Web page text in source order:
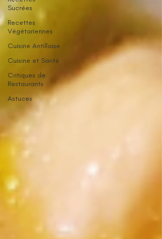
Sucrées
Recettes
Végétariennes
Cuisine Antillaise
Cuisine et Santé
Critiques de
Restaurants
Astuces